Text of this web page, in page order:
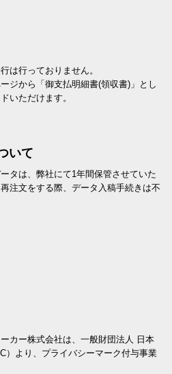
は行っておりません。
ジから「御支払明細書(領収書)」とし
いただけます。
いて
タは、弊社にて1年間保管させていた
注文をする際、データ入稿手続きは不
カー株式会社は、一般財団法人 日本
）より、プライバシーマーク付与事業